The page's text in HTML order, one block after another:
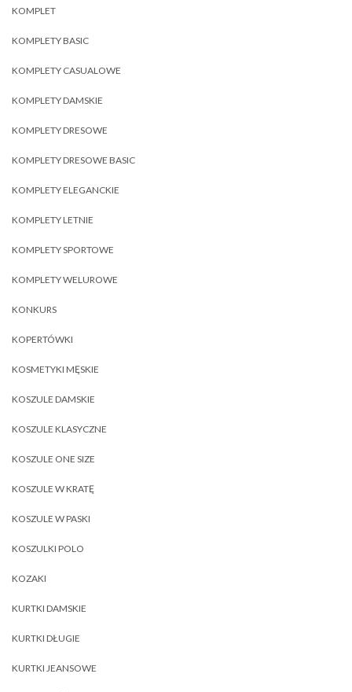
KOMPLET
KOMPLETY BASIC
KOMPLETY CASUALOWE
KOMPLETY DAMSKIE
KOMPLETY DRESOWE
KOMPLETY DRESOWE BASIC
KOMPLETY ELEGANCKIE
KOMPLETY LETNIE
KOMPLETY SPORTOWE
KOMPLETY WELUROWE
KONKURS
KOPERTÓWKI
KOSMETYKI MĘSKIE
KOSZULE DAMSKIE
KOSZULE KLASYCZNE
KOSZULE ONE SIZE
KOSZULE W KRATĘ
KOSZULE W PASKI
KOSZULKI POLO
KOZAKI
KURTKI DAMSKIE
KURTKI DŁUGIE
KURTKI JEANSOWE